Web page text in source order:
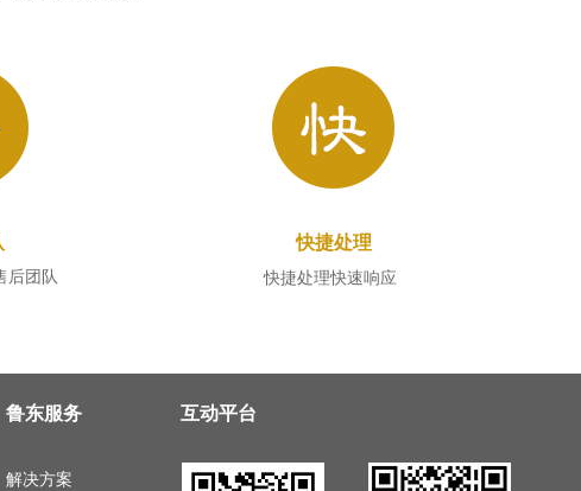
后团队
快捷处理
快捷处理快速响应
解决方案
互动平台
鲁东服务